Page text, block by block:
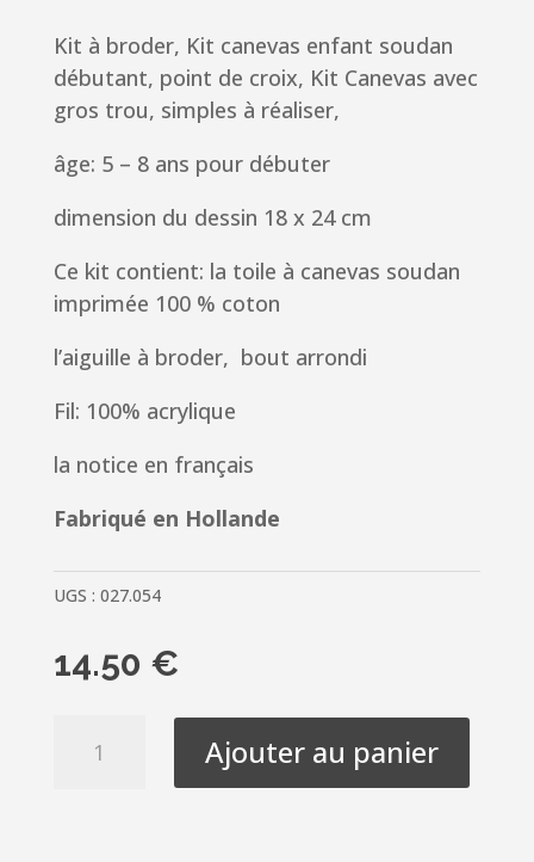
Kit à broder, Kit canevas enfant soudan
débutant, point de croix, Kit Canevas avec
gros trou, simples à réaliser,
âge: 5 – 8 ans pour débuter
dimension du dessin 18 x 24 cm
Ce kit contient: la toile à canevas soudan
imprimée 100 % coton
l’aiguille à broder, bout arrondi
Fil: 100% acrylique
la notice en français
Fabriqué en Hollande
UGS : 027.054
14.50 €
Ajouter au panier